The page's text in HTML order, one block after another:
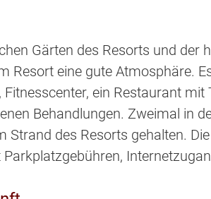
Gärten des Resorts und der
Resort eine gute Atmosphäre.
Fitnesscenter, ein Restaurant
Behandlungen. Zweimal in
Strand des Resorts gehalten.
Parkplatzgebühren,